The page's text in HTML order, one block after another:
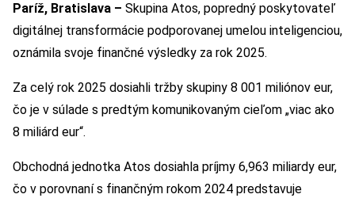
Paríž, Bratislava – Skupina Atos, popredný poskytovateľ
digitálnej transformácie podporovanej umelou inteligenciou,
oznámila svoje finančné výsledky za rok 2025.
Za celý rok 2025 dosiahli tržby skupiny 8 001 miliónov eur,
čo je v súlade s predtým komunikovaným cieľom „viac ako
8 miliárd eur“.
Obchodná jednotka Atos dosiahla príjmy 6,963 miliardy eur,
čo v porovnaní s finančným rokom 2024 predstavuje